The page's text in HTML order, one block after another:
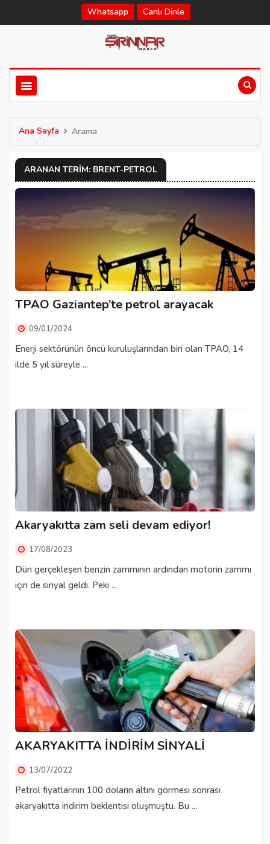
Whatsapp Canlı Dinle
Ana Sayfa Arama
ARANAN TERIM: BRENT-PETROL
TPAO Gaziantep’te petrol arayacak
09/01/2024
Enerji sektörünün öncü kuruluşlarından biri olan TPAO, 14
ilde 5 yıl süreyle ...
Akaryakıtta zam seli devam ediyor!
17/08/2023
Dün gerçekleşen benzin zammının ardından motorin zammı
için de sinyal geldi. Peki ...
AKARYAKITTA İNDİRİM SİNYALİ
13/07/2022
Petrol fiyatlarının 100 doların altını görmesi sonrası
akaryakıtta indirim beklentisi oluşmuştu. Bu ...